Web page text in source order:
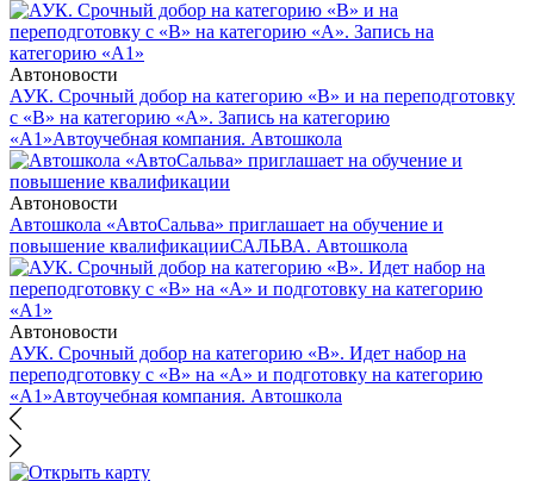
Автоновости
АУК. Срочный добор на категорию «В» и на переподготовку
с «В» на категорию «А». Запись на категорию
«А1»Автоучебная компания. Автошкола
Автоновости
Автошкола «АвтоСальва» приглашает на обучение и
повышение квалификацииСАЛЬВА. Автошкола
Автоновости
АУК. Срочный добор на категорию «В». Идет набор на
переподготовку с «В» на «А» и подготовку на категорию
«А1»Автоучебная компания. Автошкола